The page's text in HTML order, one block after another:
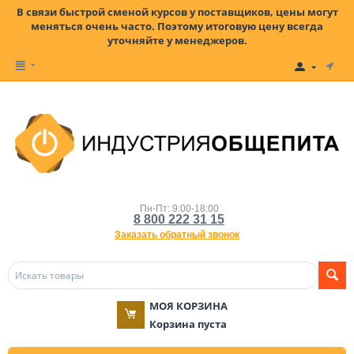
В связи быстрой сменой курсов у поставщиков, цены могут
меняться очень часто. Поэтому итоговую цену всегда
уточняйте у менеджеров.
Пн-Пт: 9:00-18:00
8 800 222 31 15
Заказать обратный звонок
МОЯ КОРЗИНА
Корзина пуста